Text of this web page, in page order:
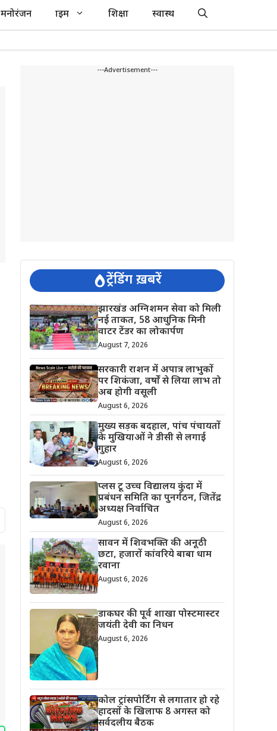
मनोरंजन क्राइम शिक्षा स्वास्थ
---Advertisement---
ट्रेंडिंग ख़बरें
झारखंड अग्निशमन सेवा को मिली
नई ताकत, 58 आधुनिक मिनी
वाटर टेंडर का लोकार्पण
August 7, 2026
सरकारी राशन में अपात्र लाभुकों
पर शिकंजा, वर्षों से लिया लाभ तो
अब होगी वसूली
August 6, 2026
मुख्य सड़क बदहाल, पांच पंचायतों
के मुखियाओं ने डीसी से लगाई
गुहार
August 6, 2026
प्लस टू उच्च विद्यालय कुंदा में
प्रबंधन समिति का पुनर्गठन, जितेंद्र
अध्यक्ष निर्वाचित
August 6, 2026
सावन में शिवभक्ति की अनूठी
छटा, हजारों कांवरिये बाबा धाम
रवाना
August 6, 2026
डाकघर की पूर्व शाखा पोस्टमास्टर
जयंती देवी का निधन
August 6, 2026
कोल ट्रांसपोर्टिंग से लगातार हो रहे
हादसों के खिलाफ 8 अगस्त को
सर्वदलीय बैठक